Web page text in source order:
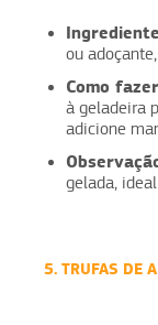
ou
Como
à geladeira
adicione
gelada,
5. TRUFAS DE